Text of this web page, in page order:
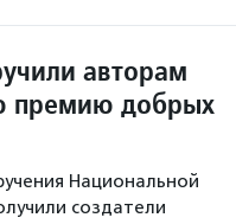
авторам
премию добрых
Национальной
создатели